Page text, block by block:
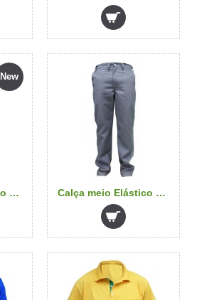
New
Calça meio Elástico ( Cristal Engenharia ) Calça meio Elástico 2 (cinza)